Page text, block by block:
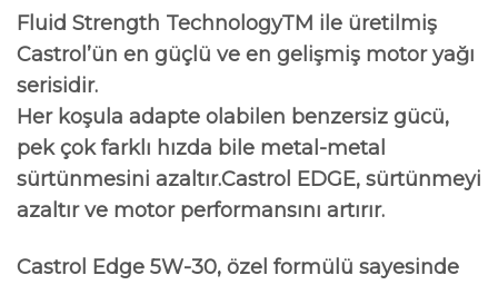
Fluid Strength TechnologyTM ile üretilmiş
Castrol’ün en güçlü ve en gelişmiş motor yağı
serisidir.
Her koşula adapte olabilen benzersiz gücü,
pek çok farklı hızda bile metal-metal
sürtünmesini azaltır.Castrol EDGE, sürtünmeyi
azaltır ve motor performansını artırır.
Castrol Edge 5W-30, özel formülü sayesinde